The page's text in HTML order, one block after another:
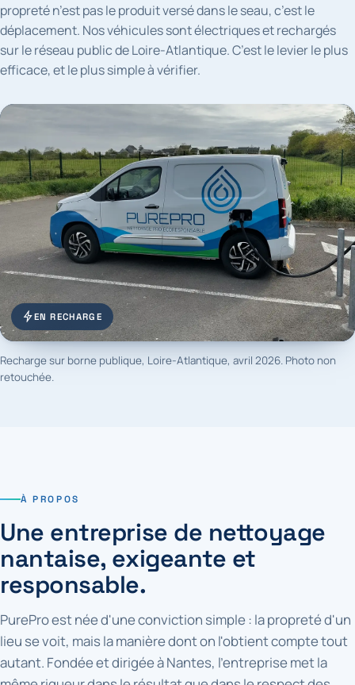
propreté n’est pas le produit versé dans le seau, c’est le
déplacement. Nos véhicules sont électriques et rechargés
sur le réseau public de Loire-Atlantique. C’est le levier le plus
efficace, et le plus simple à vérifier.
EN RECHARGE
Recharge sur borne publique, Loire-Atlantique, avril 2026. Photo non
retouchée.
À PROPOS
Une entreprise de nettoyage
nantaise, exigeante et
responsable.
PurePro est née d'une conviction simple : la propreté d'un
lieu se voit, mais la manière dont on l'obtient compte tout
autant. Fondée et dirigée à Nantes, l'entreprise met la